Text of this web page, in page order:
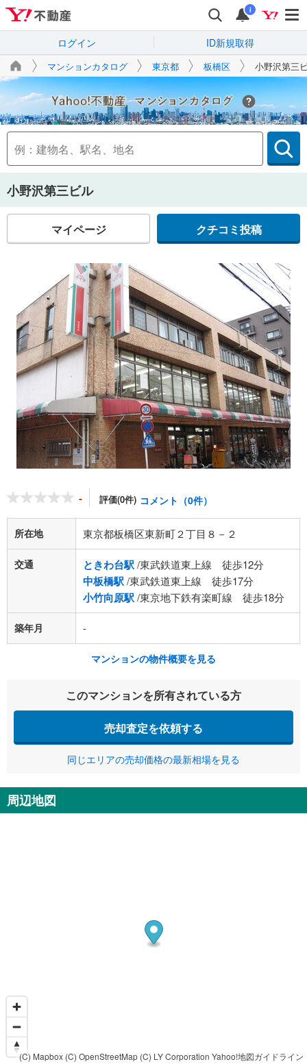
i
ログイン ID新規取得
マンションカタログ 東京都 板橋区 小野沢第三
Yahoo!不動産
小野沢第三ビル
マイページ クチコミ投稿
- 評価(0件) コメント（0件）
所在地 東京都板橋区東新町２丁目８－２
交通 ときわ台駅/東武鉄道東上線 徒歩12分
中板橋駅/東武鉄道東上線 徒歩17分
小竹向原駅/東京地下鉄有楽町線 徒歩18分
築年月 -
マンションの物件概要を見る
このマンションを所有されている方
売却査定を依頼する
同じエリアの売却価格の最新相場を見る
周辺地図
(C) Mapbox (C) OpenStreetMap (C) LY Corporation Yahoo!地図ガイドライン